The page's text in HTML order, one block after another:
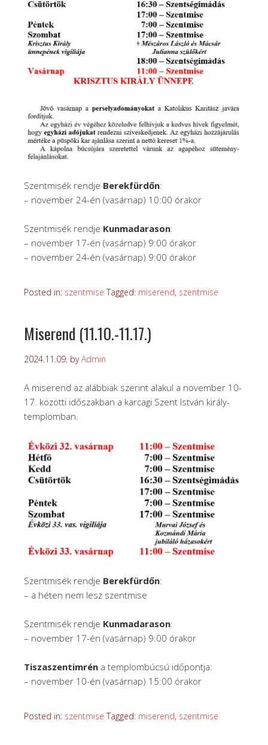
Szentmisék rendje Berekfürdőn:
– november 24-én (vasárnap) 10:00 órakor
Szentmisék rendje Kunmadarason:
– november 17-én (vasárnap) 9:00 órakor
– november 24-én (vasárnap) 9:00 órakor
Posted in: szentmise Tagged: miserend, szentmise
Miserend (11.10.-11.17.)
2024.11.09. byAdmin
A miserend az alábbiak szerint alakul a november 10-
17. közötti időszakban a karcagi Szent István király-
templomban.
Szentmisék rendje Berekfürdőn:
– a héten nem lesz szentmise
Szentmisék rendje Kunmadarason:
– november 17-én (vasárnap) 9:00 órakor
Tiszaszentimrén a templombúcsú időpontja:
– november 10-én (vasárnap) 15:00 órakor
Posted in: szentmise Tagged: miserend, szentmise